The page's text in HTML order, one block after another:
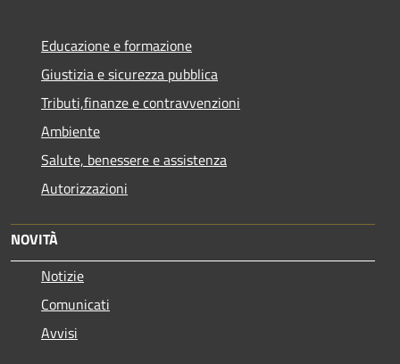
Educazione e formazione
Giustizia e sicurezza pubblica
Tributi,finanze e contravvenzioni
Ambiente
Salute, benessere e assistenza
Autorizzazioni
NOVITÀ
Notizie
Comunicati
Avvisi